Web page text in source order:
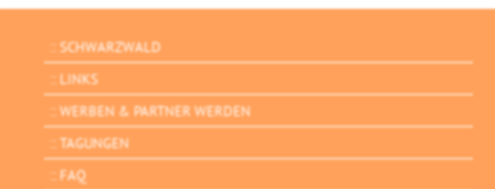
SCHWARZWALD
LINKS
WERBEN & PARTNER WERDEN
TAGUNGEN
FAQ